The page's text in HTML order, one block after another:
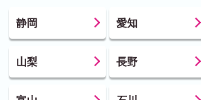
静岡 愛知
山梨 長野